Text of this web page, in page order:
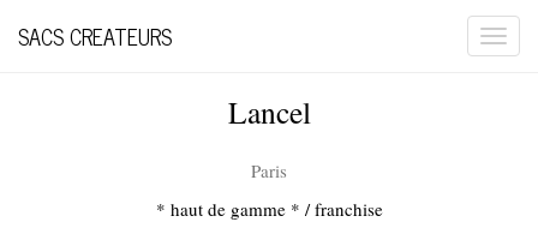
SACS CREATEURS
Lancel
Paris
* haut de gamme * / franchise